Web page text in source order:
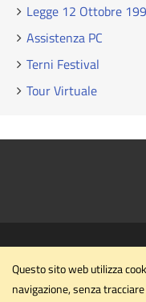
Legge 12 Ottobre
Assistenza PC
Terni Festival
Tour Virtuale
Polo
Questo sito web utilizza
navigazione, senza